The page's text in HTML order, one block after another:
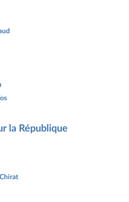
la République